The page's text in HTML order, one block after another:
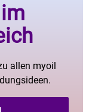
allen myoil